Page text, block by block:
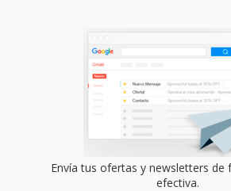
Envía tus ofertas y newsletters de
efectiva.